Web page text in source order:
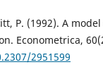
P. (1992). A
Econometrica,
2951599